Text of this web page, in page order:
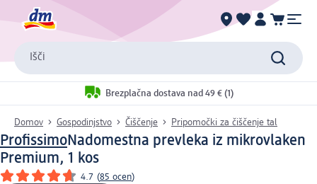
Išči
Brezplačna dostava nad 49 € (1)
Domov Gospodinjstvo Čiščenje Pripomočki za čiščenje tal
ProfissimoNadomestna prevleka iz mikrovlaken
Premium, 1 kos
4.7 (85 ocen)